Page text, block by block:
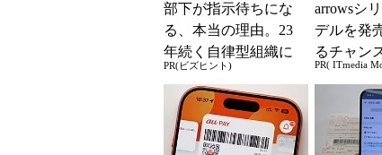
部下が指示待ちにな
る、本当の理由。23
年続く自律型組織に
共通する「3つの要
素」
PR(ビズヒント)
arrowsシ
デルを発
るチャン
ー座談会
PR( ITmedia